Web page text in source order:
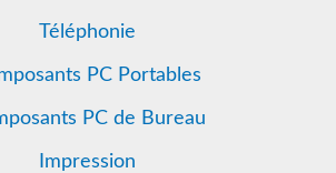
Téléphonie
PC Portables
PC de Bureau
Impression